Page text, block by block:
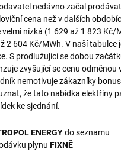
nedávno začal
cena než v dalších
nízká (1 629 až 1 823 Kč/
604 Kč/MWh. V naší tabulce
S prodlužující se dobou
zvyšující se cenu
nemotivuje zákazníky
že tato nabídka elektřiny
ke sjednání.
ENERGYdo seznamu
plynu FIXNĚ